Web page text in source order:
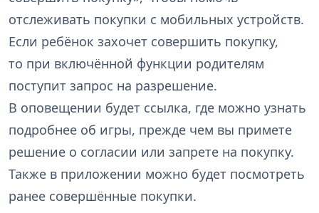
отслеживать покупки с мобильных устройств.
Если ребёнок захочет совершить покупку,
то при включённой функции родителям
поступит запрос на разрешение.
В оповещении будет ссылка, где можно узнать
подробнее об игры, прежде чем вы примете
решение о согласии или запрете на покупку.
Также в приложении можно будет посмотреть
ранее совершённые покупки.